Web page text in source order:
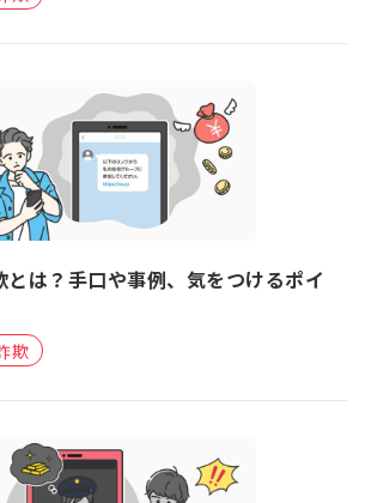
とは？手口や事例、気をつけるポイ
欺